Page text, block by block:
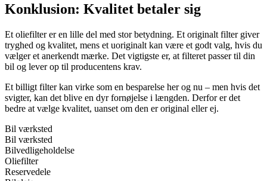
Konklusion: Kvalitet betaler sig
Et oliefilter er en lille del med stor betydning. Et originalt filter giver
tryghed og kvalitet, mens et uoriginalt kan være et godt valg, hvis du
vælger et anerkendt mærke. Det vigtigste er, at filteret passer til din
bil og lever op til producentens krav.
Et billigt filter kan virke som en besparelse her og nu – men hvis det
svigter, kan det blive en dyr fornøjelse i længden. Derfor er det
bedre at vælge kvalitet, uanset om den er original eller ej.
Bil værksted
Bil værksted
Bilvedligeholdelse
Oliefilter
Reservedele